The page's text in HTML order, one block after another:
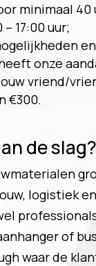
minimaal 40
17:00 uur;
onze
vriend/
€300.
de slag?
logistiek
of
waar de